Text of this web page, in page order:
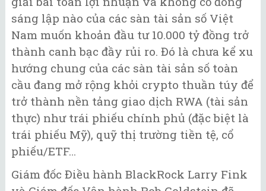
sáng lập nào của các sàn tài sản số Việt
Nam muốn khoản đầu tư 10.000 tỷ đồng trở
thành canh bạc đầy rủi ro. Đó là chưa kể xu
hướng chung của các sàn tài sản số toàn
cầu đang mở rộng khỏi crypto thuần túy để
trở thành nền tảng giao dịch RWA (tài sản
thực) như trái phiếu chính phủ (đặc biệt là
trái phiếu Mỹ), quỹ thị trường tiền tệ, cổ
phiếu/ETF…
Giám đốc Điều hành BlackRock Larry Fink